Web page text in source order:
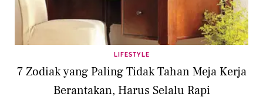
LIFESTYLE
7 Zodiak yang Paling Tidak Tahan Meja Kerja
Berantakan, Harus Selalu Rapi